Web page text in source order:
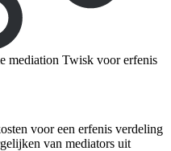
mediation Twisk voor erfenis
voor een erfenis verdeling
van mediators uit